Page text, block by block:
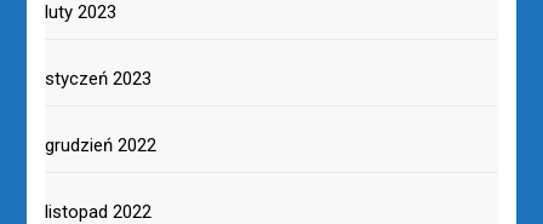
luty 2023
styczeń 2023
grudzień 2022
listopad 2022